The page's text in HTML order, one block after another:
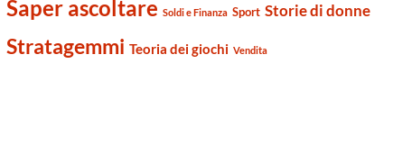
Saper ascoltare Soldi e Finanza Sport Storie di donne
Stratagemmi Teoria dei giochi Vendita